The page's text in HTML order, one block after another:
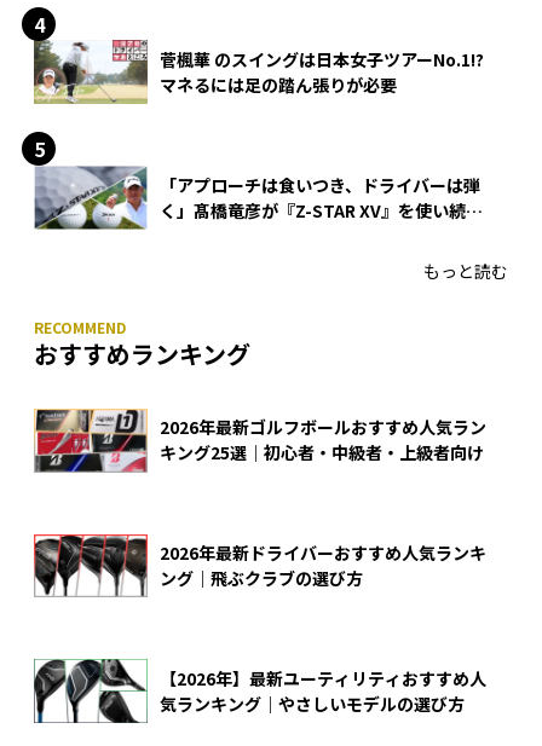
菅楓華 のスイングは日本女子ツアーNo.1!?
マネるには足の踏ん張りが必要
「アプローチは食いつき、ドライバーは弾
く」髙橋竜彦が『Z-STAR XV』を使い続け
もっと読む
おすすめランキング
2026年最新ゴルフボールおすすめ人気ラン
キング25選｜初心者・中級者・上級者向け
2026年最新ドライバーおすすめ人気ランキ
ング｜飛ぶクラブの選び方
【2026年】最新ユーティリティおすすめ人
気ランキング｜やさしいモデルの選び方